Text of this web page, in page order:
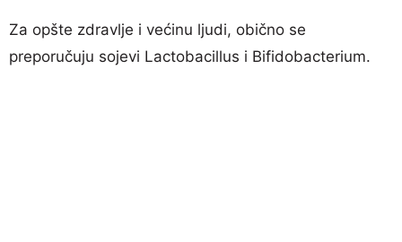
Za opšte zdravlje i većinu ljudi, obično se
preporučuju sojevi Lactobacillus i Bifidobacterium.